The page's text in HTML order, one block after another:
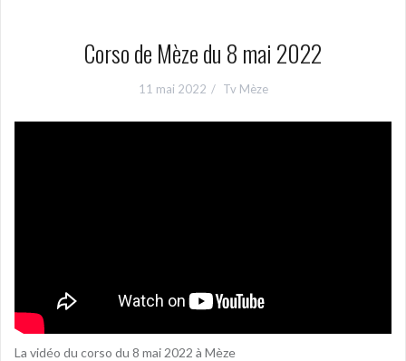
Corso de Mèze du 8 mai 2022
11 mai 2022 Tv Mèze
La vidéo du corso du 8 mai 2022 à Mèze